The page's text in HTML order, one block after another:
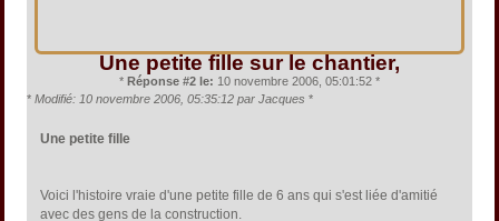
Une petite fille sur le chantier,
* Réponse #2 le: 10 novembre 2006, 05:01:52 *
* Modifié: 10 novembre 2006, 05:35:12 par Jacques *
Une petite fille
Voici l'histoire vraie d'une petite fille de 6 ans qui s'est liée d'amitié
avec des gens de la construction.